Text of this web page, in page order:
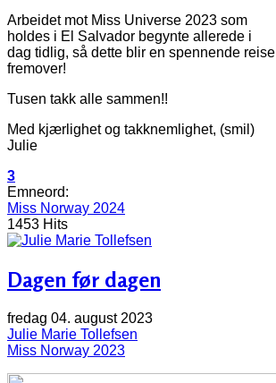
Arbeidet mot Miss Universe 2023 som
holdes i El Salvador begynte allerede i
dag tidlig, så dette blir en spennende reise
fremover!
Tusen takk alle sammen!!
Med kjærlighet og takknemlighet, (smil)
Julie
3
Emneord:
Miss Norway 2024
1453 Hits
Dagen før dagen
fredag 04. august 2023
Julie Marie Tollefsen
Miss Norway 2023